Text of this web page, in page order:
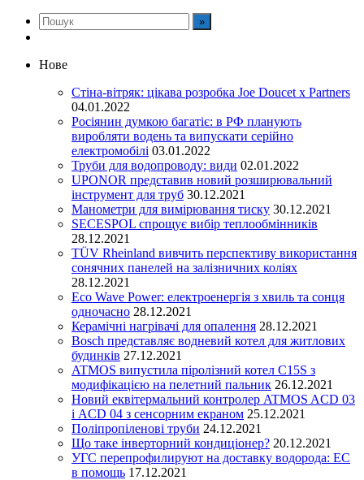
Нове
Стіна-вітряк: цікава розробка Joe Doucet x Partners
04.01.2022
Росіянин думкою багатіє: в РФ планують
виробляти водень та випускати серійно
електромобілі 03.01.2022
Труби для водопроводу: види 02.01.2022
UPONOR представив новий розширювальний
інструмент для труб 30.12.2021
Манометри для вимірювання тиску 30.12.2021
SECESPOL спрощує вибір теплообмінників
28.12.2021
TÜV Rheinland вивчить перспективу використання
сонячних панелей на залізничних коліях
28.12.2021
Eco Wave Power: електроенергія з хвиль та сонця
одночасно 28.12.2021
Керамічні нагрівачі для опалення 28.12.2021
Bosch представляє водневий котел для житлових
будинків 27.12.2021
ATMOS випустила піролізний котел C15S з
модифікацією на пелетний пальник 26.12.2021
Новий еквітермальний контролер ATMOS ACD 03
і ACD 04 з сенсорним екраном 25.12.2021
Поліпропіленові труби 24.12.2021
Що таке інверторний кондиціонер? 20.12.2021
УГС перепрофилируют на доставку водорода: EC
в помощь 17.12.2021